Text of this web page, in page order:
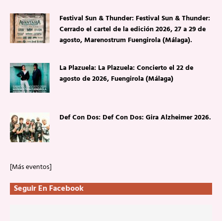
Festival Sun & Thunder: Festival Sun & Thunder:
Cerrado el cartel de la edición 2026, 27 a 29 de
agosto, Marenostrum Fuengirola (Málaga).
La Plazuela: La Plazuela: Concierto el 22 de
agosto de 2026, Fuengirola (Málaga)
Def Con Dos: Def Con Dos: Gira Alzheimer 2026.
[Más eventos]
Seguir En Facebook